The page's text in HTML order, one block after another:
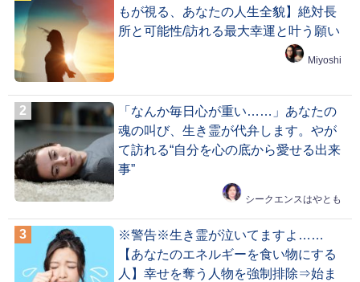
もが視る、あなたの人生全貌】絶対長
所と可能性/訪れる最大幸運と叶う願い
Miyoshi
「なんか毎日心が重い……」あなたの
魂の叫び、生き霊が代弁します。やが
て訪れる“自分を心の底から愛せる出来
事”
シークエンスはやとも
※警告※生き霊が泣いてますよ……
【あなたのエネルギーを食い物にする
人】幸せを奪う人物を強制排除⇒始ま